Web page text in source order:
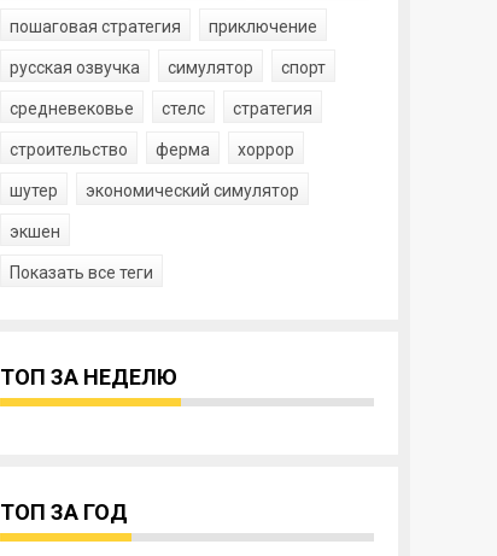
пошаговая стратегия приключение
русская озвучка симулятор спорт
средневековье стелс стратегия
строительство ферма хоррор
шутер экономический симулятор
экшен
Показать все теги
ТОП ЗА НЕДЕЛЮ
ТОП ЗА ГОД